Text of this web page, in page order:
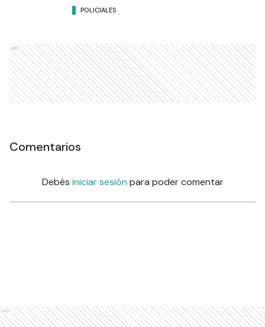
POLICIALES
Ads
Comentarios
Debés iniciar sesión para poder comentar
Ads